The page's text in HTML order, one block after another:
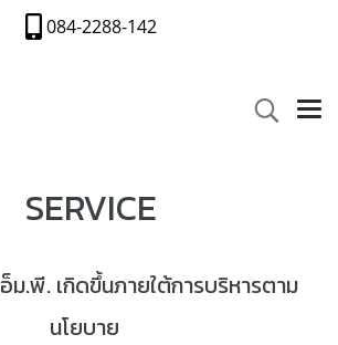
084-2288-142
SERVICE
ม.พี. เกิดขึ้นภายใต้การบริหารตาม
นโยบาย